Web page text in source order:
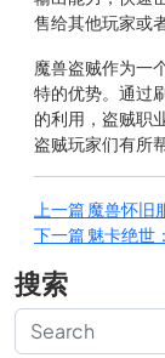
售给其他玩家或
魔兽盗贼作为一
特的优势。通过
的利用，盗贼职
盗贼玩家们有所
上一篇魔兽怀旧
下一篇魅卡绝世
搜索